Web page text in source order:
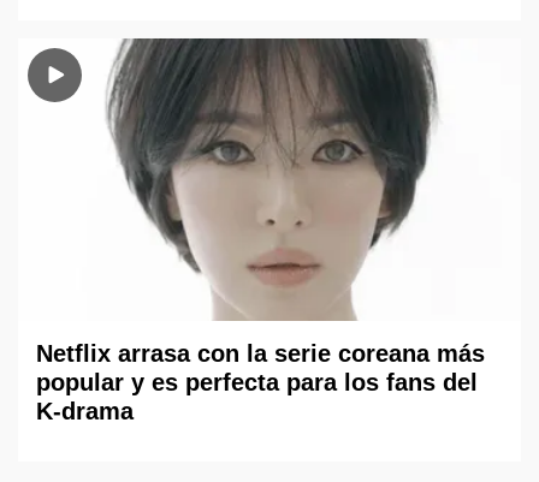
Netflix arrasa con la serie coreana más
popular y es perfecta para los fans del
K-drama